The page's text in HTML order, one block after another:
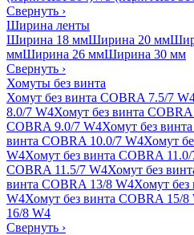
Свернуть ›
Ширина ленты
Ширина 18 ммШирина 20 мм
ммШирина 26 ммШирина 30 мм
Свернуть ›
Хомуты без винта
Хомут без винта COBRA 7.5/7
8.0/7 W4Хомут без винта
COBRA 9.0/7 W4Хомут без
винта COBRA 10.0/7 W4Хомут
W4Хомут без винта COBRA
COBRA 11.5/7 W4Хомут без
винта COBRA 13/8 W4Хомут без
W4Хомут без винта COBRA 15/8
16/8 W4
Свернуть ›